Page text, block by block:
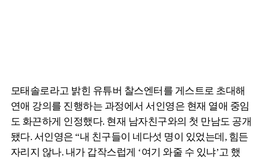
모태솔로라고 밝힌 유튜버 찰스엔터를 게스트로 초대해
연애 강의를 진행하는 과정에서 서인영은 현재 열애 중임
도 화끈하게 인정했다. 현재 남자친구와의 첫 만남도 공개
됐다. 서인영은 “내 친구들이 네다섯 명이 있었는데, 힘든
자리지 않나. 내가 갑작스럽게 ‘여기 와줄 수 있냐’고 했